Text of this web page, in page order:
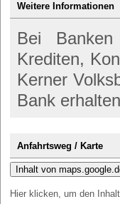
Weitere Informationen
Bei
Krediten,
Kerner
Bank
Anfahrtsweg / Karte
Inhalt von
Hier klicken, um den